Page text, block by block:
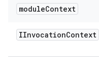
moduleContext
IInvocationContext